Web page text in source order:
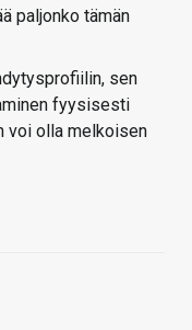
paljonko tämän
sen
fyysisesti
voi olla melkoisen